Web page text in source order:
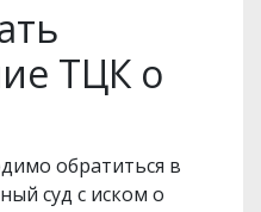
ТЦК о
обратиться в
суд с иском о